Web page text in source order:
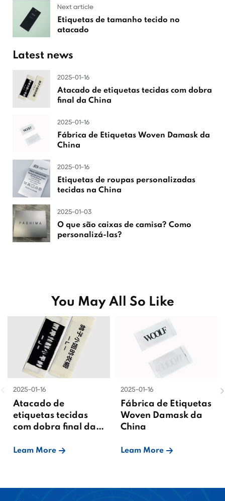
Next article
Etiquetas de tamanho tecido no
atacado
Latest news
2025-01-16
Atacado de etiquetas tecidas com dobra
final da China
2025-01-16
Fábrica de Etiquetas Woven Damask da
China
2025-01-16
Etiquetas de roupas personalizadas
tecidas na China
2025-01-03
O que são caixas de camisa? Como
personalizá-las?
You May All So Like
2025-01-16
Atacado de
etiquetas tecidas
com dobra final da
Leam More
2025-01-16
Fábrica de Etiquetas
Woven Damask da
China
Leam More